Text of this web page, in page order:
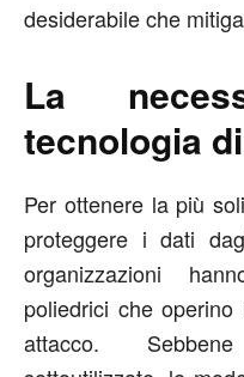
desiderabile che
La
tecnologia
Per ottenere la più
proteggere i dati
organizzazioni
poliedrici che
attacco.